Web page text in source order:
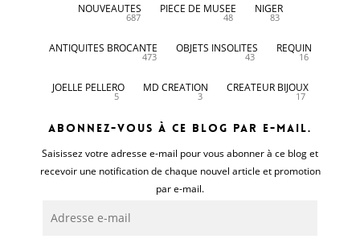
NOUVEAUTES
687
PIECE DE MUSEE
48
NIGER
83
ANTIQUITES BROCANTE
473
OBJETS INSOLITES
43
REQUIN
16
JOELLE PELLERO
5
MD CREATION
3
CREATEUR BIJOUX
17
Abonnez-vous à ce blog par e-mail.
Saisissez votre adresse e-mail pour vous abonner à ce blog et
recevoir une notification de chaque nouvel article et promotion
par e-mail.
e-